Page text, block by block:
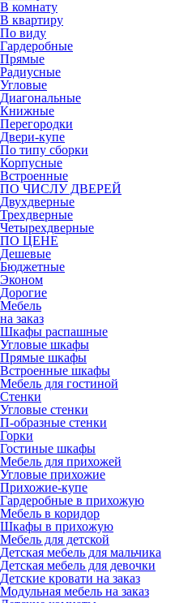
В комнату
В квартиру
По виду
Гардеробные
Прямые
Радиусные
Угловые
Диагональные
Книжные
Перегородки
Двери-купе
По типу сборки
Корпусные
Встроенные
ПО ЧИСЛУ ДВЕРЕЙ
Двухдверные
Трехдверные
Четырехдверные
ПО ЦЕНЕ
Дешевые
Бюджетные
Эконом
Дорогие
Мебель
на заказ
Шкафы распашные
Угловые шкафы
Прямые шкафы
Встроенные шкафы
Мебель для гостиной
Стенки
Угловые стенки
П-образные стенки
Горки
Гостиные шкафы
Мебель для прихожей
Угловые прихожие
Прихожие-купе
Гардеробные в прихожую
Мебель в коридор
Шкафы в прихожую
Мебель для детской
Детская мебель для мальчика
Детская мебель для девочки
Детские кровати на заказ
Модульная мебель на заказ